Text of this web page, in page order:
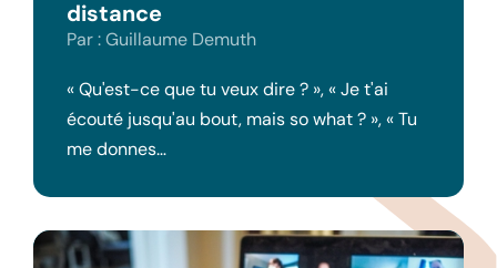
distance
Par : Guillaume Demuth
« Qu'est-ce que tu veux dire ? », « Je t'ai
écouté jusqu'au bout, mais so what ? », « Tu
me donnes…